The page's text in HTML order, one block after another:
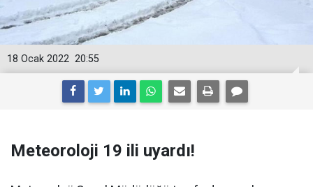
20:55
18 Ocak 2022
Meteoroloji 19 ili uyardı!